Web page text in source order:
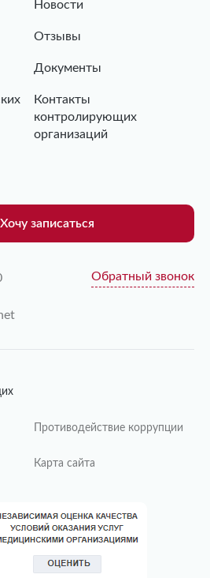
Новости
Отзывы
Документы
Контакты
контролирующих
организаций
Хочу записаться
Обратный звонок
Противодействие коррупции
Карта сайта